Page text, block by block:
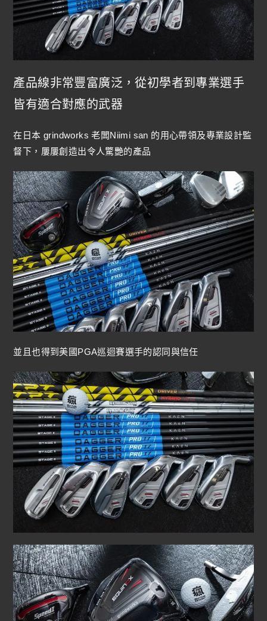
產品線非常豐富廣泛，從初學者到專業選手
皆有適合對應的武器
在日本 grindworks 老闆Niimi san 的用心帶領及專業設計監
督下，屢屢創造出令人驚艷的產品
並且也得到美國PGA巡迴賽選手的認同與信任